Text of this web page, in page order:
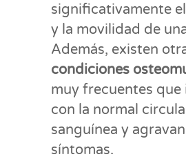
significativamente
y la movilidad de
Además, existen
condiciones
muy frecuentes
con la normal
sanguínea y
síntomas.